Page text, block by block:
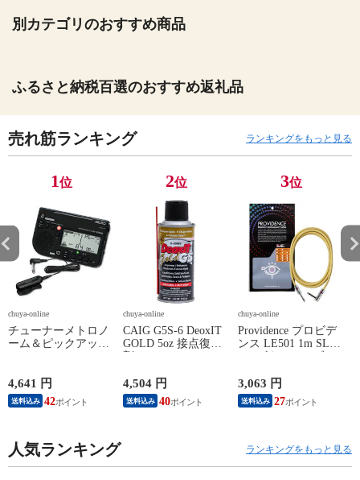
別カテゴリのおすすめ商品
ふるさと納税百選のおすすめ返礼品
売れ筋ランキング ランキングをもっと見る
1位
chuya-online
チューナーメトロノ
ーム＆ピックアップ
スペシャルパック ブ
ラック
4,641 円
送料込み 42
2位
chuya-online
CAIG G5S-6 DeoxIT
GOLD 5oz 接点復活
剤
4,504 円
送料込み 40
3位
chuya-online
Providence プロビデ
ンス LE501 1m SL
YL ギターケーブル
3,063 円
送料込み 27
人気ランキング ランキングをもっと見る